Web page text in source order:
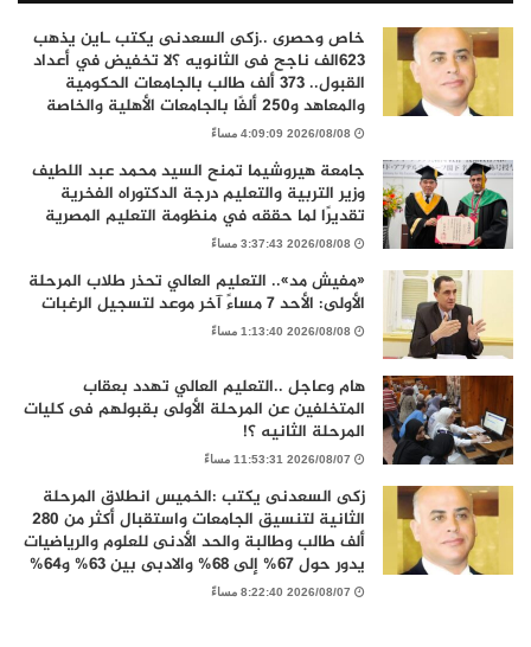
خاص وحصرى ..زكى السعدنى يكتب ـاين يذهب
٦٢٣الف ناجح فى الثانويه ؟لا تخفيض في أعداد
القبول.. 373 ألف طالب بالجامعات الحكومية
والمعاهد و250 ألفًا بالجامعات الأهلية والخاصة
2026/08/08 4:09:09 مساءً
جامعة هيروشيما تمنح السيد محمد عبد اللطيف
وزير التربية والتعليم درجة الدكتوراه الفخرية
تقديرًا لما حققه في منظومة التعليم المصرية
2026/08/08 3:37:43 مساءً
«مفيش مد».. التعليم العالي تحذر طلاب المرحلة
الأولى: الأحد 7 مساءً آخر موعد لتسجيل الرغبات
2026/08/08 1:13:40 مساءً
هام وعاجل ..التعليم العالي تهدد بعقاب
المتخلفين عن المرحلة الأولى بقبولهم فى كليات
المرحلة الثانيه ؟!
2026/08/07 11:53:31 مساءً
زكى السعدنى يكتب :الخميس انطلاق المرحلة
الثانية لتنسيق الجامعات واستقبال أكثر من 280
ألف طالب وطالبة والحد الأدنى للعلوم والرياضيات
يدور حول 67% إلى 68% والادبى بين 63% و64%
2026/08/07 8:22:40 مساءً